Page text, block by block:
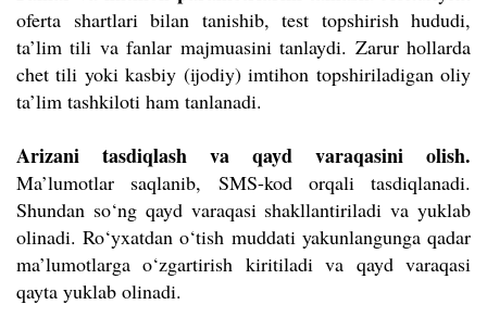
oferta shartlari bilan tanishib, test topshirish hududi,
ta’lim tili va fanlar majmuasini tanlaydi. Zarur hollarda
chet tili yoki kasbiy (ijodiy) imtihon topshiriladigan oliy
ta’lim tashkiloti ham tanlanadi.
Arizani tasdiqlash va qayd varaqasini olish.
Ma’lumotlar saqlanib, SMS-kod orqali tasdiqlanadi.
Shundan so‘ng qayd varaqasi shakllantiriladi va yuklab
olinadi. Ro‘yxatdan o‘tish muddati yakunlangunga qadar
ma’lumotlarga o‘zgartirish kiritiladi va qayd varaqasi
qayta yuklab olinadi.